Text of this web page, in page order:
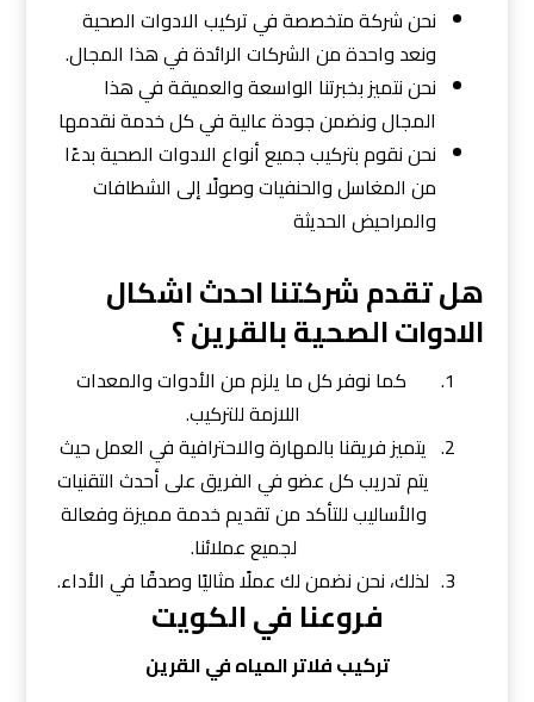
نحن شركة متخصصة في تركيب الادوات الصحية
ونعد واحدة من الشركات الرائدة في هذا المجال.
نحن نتميز بخبرتنا الواسعة والعميقة في هذا
المجال ونضمن جودة عالية في كل خدمة نقدمها
نحن نقوم بتركيب جميع أنواع الادوات الصحية بدءًا
من المغاسل والحنفيات وصولًا إلى الشطافات
والمراحيض الحديثة
هل تقدم شركتنا احدث اشكال
الادوات الصحية بالقرين ؟
كما نوفر كل ما يلزم من الأدوات والمعدات
اللازمة للتركيب.
يتميز فريقنا بالمهارة والاحترافية في العمل حيث
يتم تدريب كل عضو في الفريق على أحدث التقنيات
والأساليب للتأكد من تقديم خدمة مميزة وفعالة
لجميع عملائنا.
لذلك، نحن نضمن لك عملًا مثاليًا وصدقًا في الأداء.
فروعنا في الكويت
تركيب فلاتر المياه في القرين